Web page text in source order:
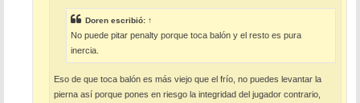
Doren escribió: ↑
No puede pitar penalty porque toca balón y el resto es pura
inercia.
Eso de que toca balón es más viejo que el frío, no puedes levantar la
pierna así porque pones en riesgo la integridad del jugador contrario,